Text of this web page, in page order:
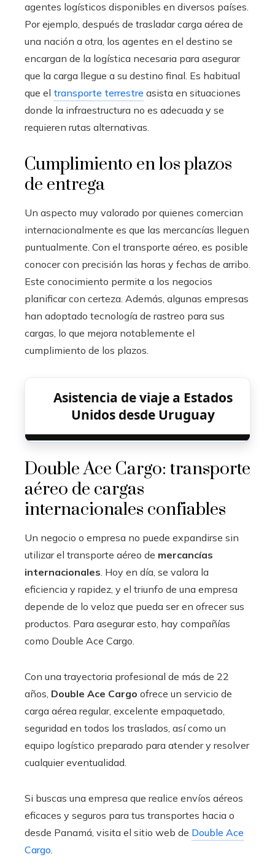
agentes logísticos disponibles en diversos países.
Por ejemplo, después de trasladar carga aérea de
una nación a otra, los agentes en el destino se
encargan de la logística necesaria para asegurar
que la carga llegue a su destino final. Es habitual
que el transporte terrestre asista en situaciones
donde la infraestructura no es adecuada y se
requieren rutas alternativas.
Cumplimiento en los plazos
de entrega
Un aspecto muy valorado por quienes comercian
internacionalmente es que las mercancías lleguen
puntualmente. Con el transporte aéreo, es posible
conocer con precisión las horas y fechas de arribo.
Este conocimiento permite a los negocios
planificar con certeza. Además, algunas empresas
han adoptado tecnología de rastreo para sus
cargas, lo que mejora notablemente el
cumplimiento de los plazos.
Asistencia de viaje a Estados
Unidos desde Uruguay
Double Ace Cargo: transporte
aéreo de cargas
internacionales confiables
Un negocio o empresa no puede expandirse sin
utilizar el transporte aéreo de mercancías
internacionales. Hoy en día, se valora la
eficiencia y rapidez, y el triunfo de una empresa
depende de lo veloz que pueda ser en ofrecer sus
productos. Para asegurar esto, hay compañías
como Double Ace Cargo.
Con una trayectoria profesional de más de 22
años, Double Ace Cargo ofrece un servicio de
carga aérea regular, excelente empaquetado,
seguridad en todos los traslados, así como un
equipo logístico preparado para atender y resolver
cualquier eventualidad.
Si buscas una empresa que realice envíos aéreos
eficaces y seguros para tus transportes hacia o
desde Panamá, visita el sitio web de Double Ace
Cargo.